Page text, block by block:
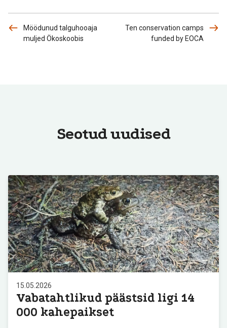
Möödunud talguhooaja
muljed Ökoskoobis
Ten conservation camps
funded by EOCA
Seotud uudised
15.05.2026
Vabatahtlikud päästsid ligi 14
000 kahepaikset